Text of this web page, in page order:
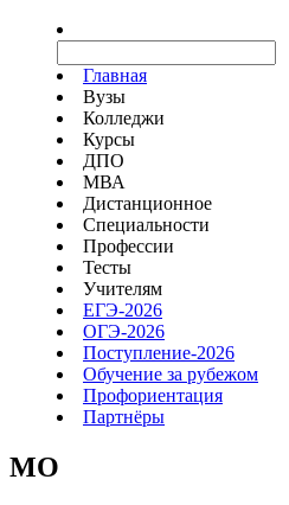
Главная
Вузы
Колледжи
Курсы
ДПО
МВА
Дистанционное
Специальности
Профессии
Тесты
Учителям
ЕГЭ-2026
ОГЭ-2026
Поступление-2026
Обучение за рубежом
Профориентация
Партнёры
MO